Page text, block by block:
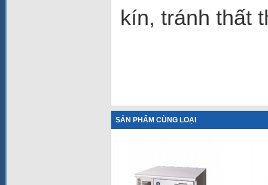
kín, tránh thất
SẢN PHẨM CÙNG LOẠI